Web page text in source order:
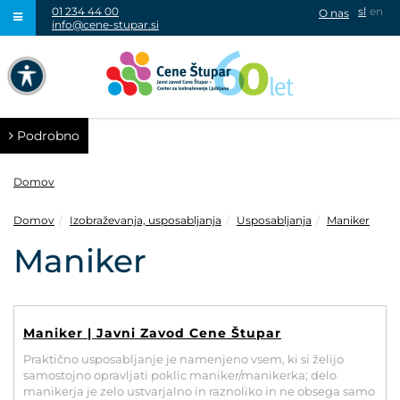
NAVIGACIJA PREKO TIPKOVNICE
01 234 44 00
info@cene-stupar.si
sl en
O nas
Podrobno
Domov
Domov Izobraževanja, usposabljanja Usposabljanja Maniker
Maniker
Maniker | Javni Zavod Cene Štupar
Praktično usposabljanje je namenjeno vsem, ki si želijo
samostojno opravljati poklic maniker/manikerka; delo
manikerja je zelo ustvarjalno in raznoliko in ne obsega samo